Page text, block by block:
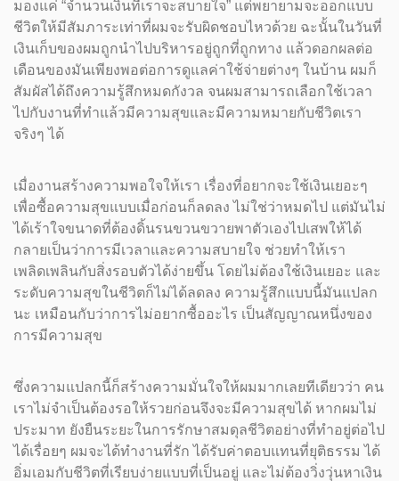
มองแค่ “จำนวนเงินที่เราจะสบายใจ” แต่พยายามจะออกแบบ
ชีวิตให้มีสัมภาระเท่าที่ผมจะรับผิดชอบไหวด้วย ฉะนั้นในวันที่
เงินเก็บของผมถูกนำไปบริหารอยู่ถูกที่ถูกทาง แล้วดอกผลต่อ
เดือนของมันเพียงพอต่อการดูแลค่าใช้จ่ายต่างๆ ในบ้าน ผมก็
สัมผัสได้ถึงความรู้สึกหมดกังวล จนผมสามารถเลือกใช้เวลา
ไปกับงานที่ทำแล้วมีความสุขและมีความหมายกับชีวิตเรา
จริงๆ ได้
เมื่องานสร้างความพอใจให้เรา เรื่องที่อยากจะใช้เงินเยอะๆ
เพื่อซื้อความสุขแบบเมื่อก่อนก็ลดลง ไม่ใช่ว่าหมดไป แต่มันไม่
ได้เร้าใจขนาดที่ต้องดิ้นรนขวนขวายพาตัวเองไปเสพให้ได้
กลายเป็นว่าการมีเวลาและความสบายใจ ช่วยทำให้เรา
เพลิดเพลินกับสิ่งรอบตัวได้ง่ายขึ้น โดยไม่ต้องใช้เงินเยอะ และ
ระดับความสุขในชีวิตก็ไม่ได้ลดลง ความรู้สึกแบบนี้มันแปลก
นะ เหมือนกับว่าการไม่อยากซื้ออะไร เป็นสัญญาณหนึ่งของ
การมีความสุข
ซึ่งความแปลกนี้ก็สร้างความมั่นใจให้ผมมากเลยทีเดียวว่า คน
เราไม่จำเป็นต้องรอให้รวยก่อนจึงจะมีความสุขได้ หากผมไม่
ประมาท ยังยืนระยะในการรักษาสมดุลชีวิตอย่างที่ทำอยู่ต่อไป
ได้เรื่อยๆ ผมจะได้ทำงานที่รัก ได้รับค่าตอบแทนที่ยุติธรรม ได้
อิ่มเอมกับชีวิตที่เรียบง่ายแบบที่เป็นอยู่ และไม่ต้องวิ่งวุ่นหาเงิน